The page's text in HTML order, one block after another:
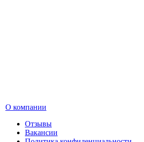
О компании
Отзывы
Вакансии